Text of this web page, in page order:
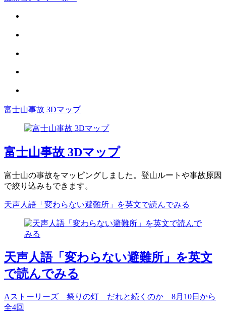
富士山事故 3Dマップ
富士山事故 3Dマップ
富士山の事故をマッピングしました。登山ルートや事故原因
で絞り込みもできます。
天声人語「変わらない避難所」を英文で読んでみる
天声人語「変わらない避難所」を英文
で読んでみる
Aストーリーズ 祭りの灯 だれと続くのか 8月10日から
全4回